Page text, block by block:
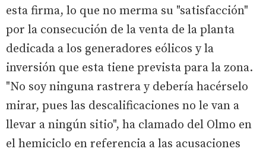
esta firma, lo que no merma su "satisfacción"
por la consecución de la venta de la planta
dedicada a los generadores eólicos y la
inversión que esta tiene prevista para la zona.
"No soy ninguna rastrera y debería hacérselo
mirar, pues las descalificaciones no le van a
llevar a ningún sitio", ha clamado del Olmo en
el hemiciclo en referencia a las acusaciones